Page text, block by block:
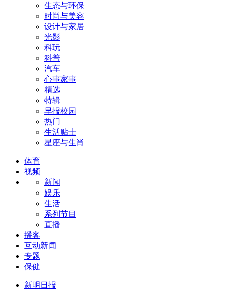
生态与环保
时尚与美容
设计与家居
光影
科玩
科普
汽车
心事家事
精选
特辑
早报校园
热门
生活贴士
星座与生肖
体育
视频
新闻
娱乐
生活
系列节目
直播
播客
互动新闻
专题
保健
新明日报